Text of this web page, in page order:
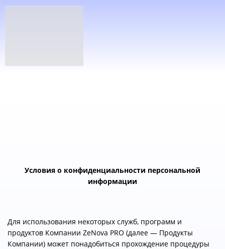
Условия о конфиденциальности персональной
информации
Для использования некоторых служб, программ и
продуктов Компании ZeNova PRO (далее — Продукты
Компании) может понадобиться прохождение процедуры